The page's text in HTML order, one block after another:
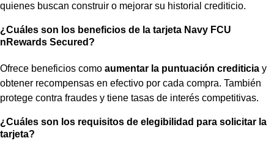
quienes buscan construir o mejorar su historial crediticio.
¿Cuáles son los beneficios de la tarjeta Navy FCU
nRewards Secured?
Ofrece beneficios como aumentar la puntuación crediticia y
obtener recompensas en efectivo por cada compra. También
protege contra fraudes y tiene tasas de interés competitivas.
¿Cuáles son los requisitos de elegibilidad para solicitar la
tarjeta?